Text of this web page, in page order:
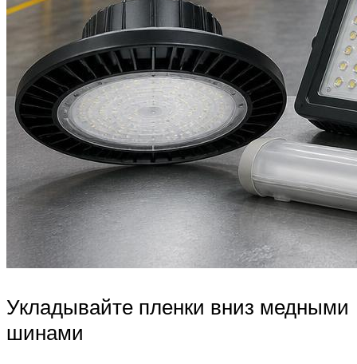
Укладывайте пленки вниз медными
шинами